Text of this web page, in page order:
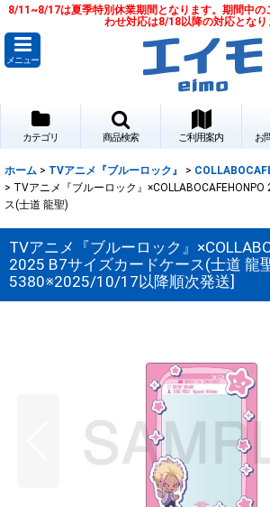
8/11~8/17は夏季特別休業期間となります。期間中の
わせ対応は8/18以降の対応となり
メニュー
カテゴリ 商品検索 ご利用案内 お
ホーム > TVアニメ『ブルーロック』 >
> TVアニメ『ブルーロック』
ス(士道 龍聖)
TVアニメ『ブルーロック』
2025 B7サイズカードケース(士道 龍
5380※2025/10/17以降順次発送]